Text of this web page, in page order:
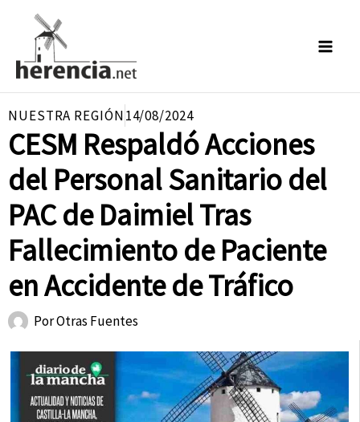
contenido
NUESTRA REGIÓN14/08/2024
CESM Respaldó Acciones
del Personal Sanitario del
PAC de Daimiel Tras
Fallecimiento de Paciente
en Accidente de Tráfico
PorOtras Fuentes